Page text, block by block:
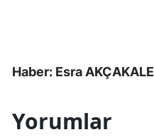
Haber: Esra AKÇAKALE
Yorumlar